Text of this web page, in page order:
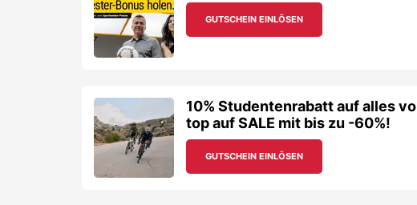
GUTSCHEIN EINLÖSEN
10% Studentenrabatt auf alles
top auf SALE mit bis zu -60%!
GUTSCHEIN EINLÖSEN